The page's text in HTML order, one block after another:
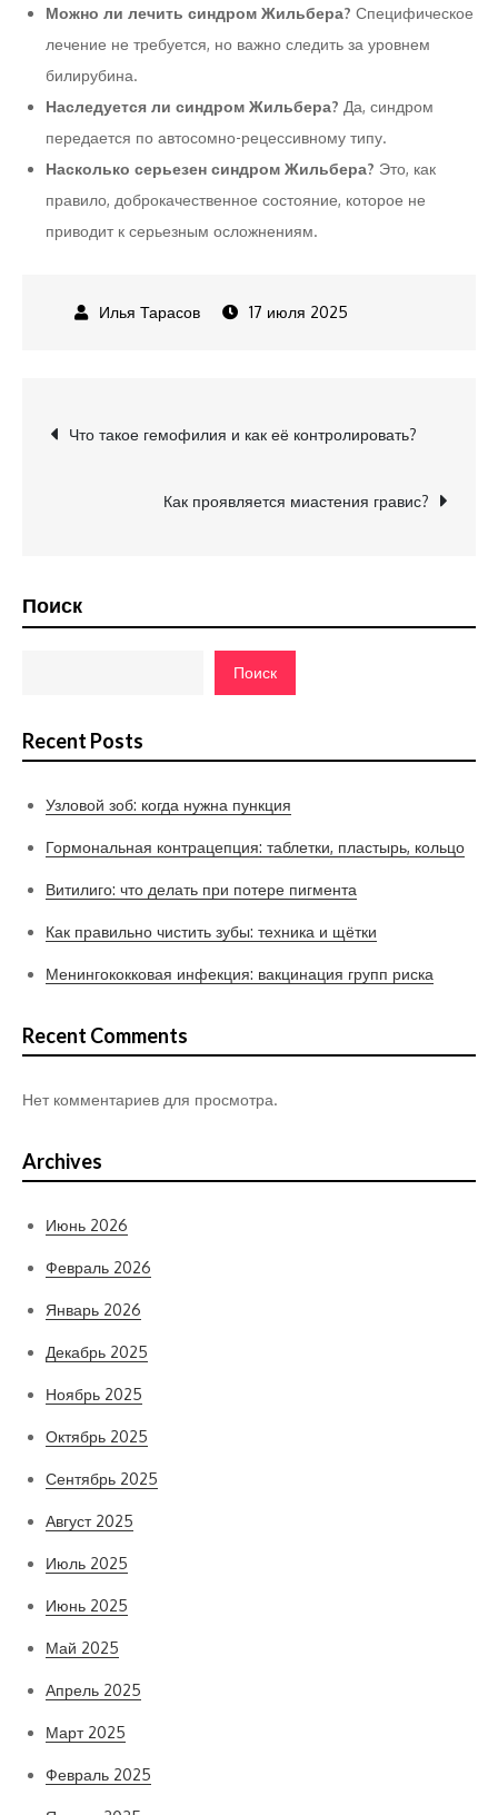
Можно ли лечить синдром Жильбера? Специфическое
лечение не требуется, но важно следить за уровнем
билирубина.
Наследуется ли синдром Жильбера? Да, синдром
передается по автосомно-рецессивному типу.
Насколько серьезен синдром Жильбера? Это, как
правило, доброкачественное состояние, которое не
приводит к серьезным осложнениям.
17 июля 2025
Навигация
Что такое гемофилия и как её контролировать?
Как проявляется миастения гравис?
Поиск
Поиск
Recent Posts
Узловой зоб: когда нужна пункция
Гормональная контрацепция: таблетки, пластырь, кольцо
Витилиго: что делать при потере пигмента
Как правильно чистить зубы: техника и щётки
Менингококковая инфекция: вакцинация групп риска
Recent Comments
Нет комментариев для просмотра.
Archives
Июнь 2026
Февраль 2026
Январь 2026
Декабрь 2025
Ноябрь 2025
Октябрь 2025
Сентябрь 2025
Август 2025
Июль 2025
Июнь 2025
Май 2025
Апрель 2025
Март 2025
Февраль 2025